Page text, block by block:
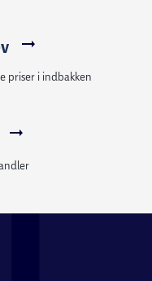
priser i indbakken